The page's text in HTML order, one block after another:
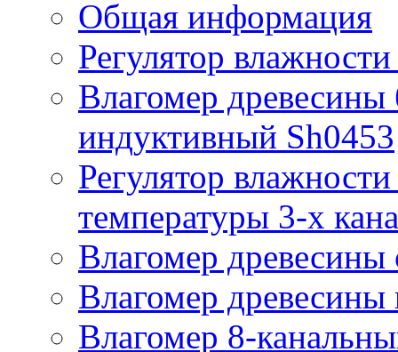
Общая информация
Регулятор
Влагомер древесины
индуктивный Sh0453
Регулятор
температуры 3-х
Влагомер древесины
Влагомер
Влагомер 8-